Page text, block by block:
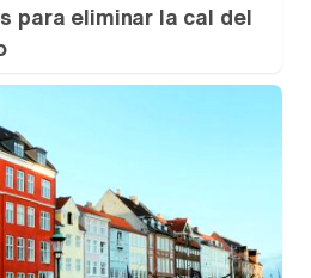
para eliminar la cal del